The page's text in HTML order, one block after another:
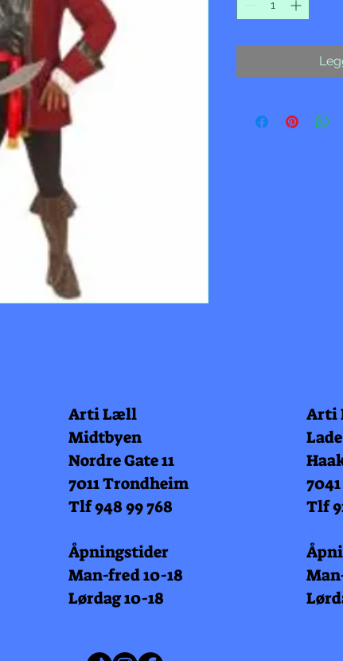
Arti Læll
Midtbyen
Nordre Gate 11
7011 Trondheim
Tlf 948 99 768
Åpningstider
Man-fred 10-18
Lørdag 10-18
Arti
Tlf